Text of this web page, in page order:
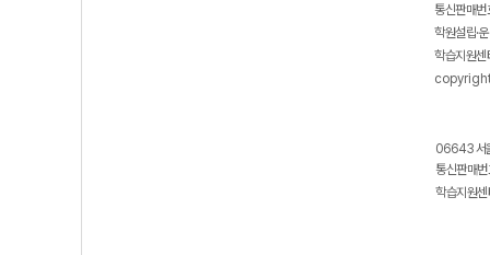
통신판매
학원설립·
학습지원
06643 서
통신판매
학습지원